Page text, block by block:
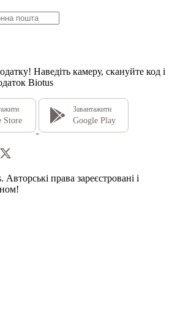
Наведіть камеру, скануйте код і
Biotus
Store
Завантажити
Google Play
права зареєстровані і